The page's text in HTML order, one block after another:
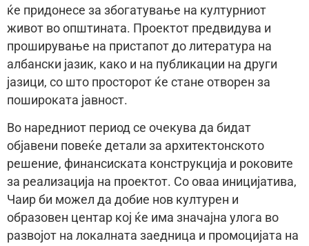
ќе придонесе за збогатување на културниот
живот во општината. Проектот предвидува и
проширување на пристапот до литература на
албански јазик, како и на публикации на други
јазици, со што просторот ќе стане отворен за
пошироката јавност.
Во наредниот период се очекува да бидат
објавени повеќе детали за архитектонското
решение, финансиската конструкција и роковите
за реализација на проектот. Со оваа иницијатива,
Чаир би можел да добие нов културен и
образовен центар кој ќе има значајна улога во
развојот на локалната заедница и промоцијата на